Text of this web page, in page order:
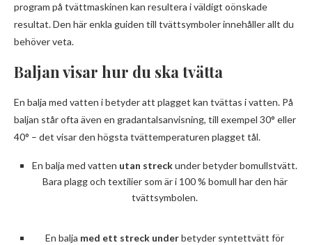
program på tvättmaskinen kan resultera i väldigt oönskade
resultat. Den här enkla guiden till tvättsymboler innehåller allt du
behöver veta.
Baljan visar hur du ska tvätta
En balja med vatten i betyder att plagget kan tvättas i vatten. På
baljan står ofta även en gradantalsanvisning, till exempel 30° eller
40° – det visar den högsta tvättemperaturen plagget tål.
En balja med vatten utan streckunder betyder bomullstvätt.
Bara plagg och textilier som är i 100 % bomull har den här
tvättsymbolen.
En balja med ett streck underbetyder syntettvätt för